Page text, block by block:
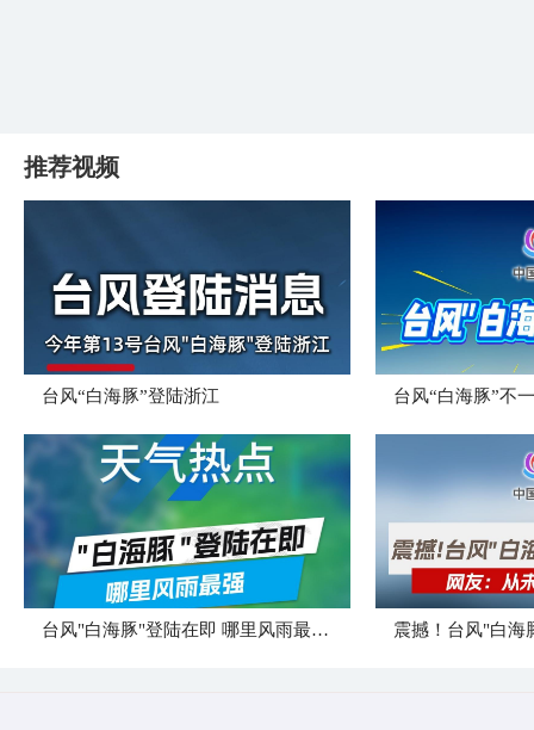
推荐视频
台风“白海豚”登陆浙江 台风“白海豚”不
台风"白海豚"登陆在即 哪里风雨最强？ 震撼！台风"白海